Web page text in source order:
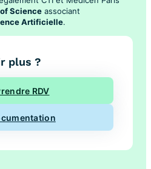
Science associant
Artificielle.
plus ?
RDV